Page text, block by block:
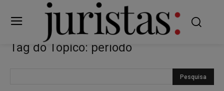
Tag do Tópico: período